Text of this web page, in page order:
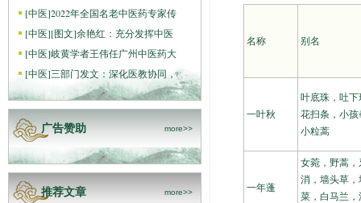
[中医]2022年全国名老中医药专家传
[中医][图文]余艳红：充分发挥中医
[中医]岐黄学者王伟任广州中医药大
[中医]三部门发文：深化医教协同，
广告赞助 more>>
推荐文章 more>>
名称 别名
一叶秋
叶底珠，吐下
花扫条，小孩
小粒蒿
一年蓬
女菀，野蒿，
消，墙头草，
菜，白马兰，